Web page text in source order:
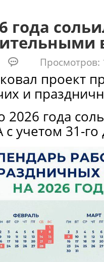
года
Просмотров:
проект
и
2026 года
учетом 31-го